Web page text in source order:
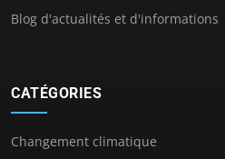
Blog d'actualités et d'informations
CATÉGORIES
Changement climatique